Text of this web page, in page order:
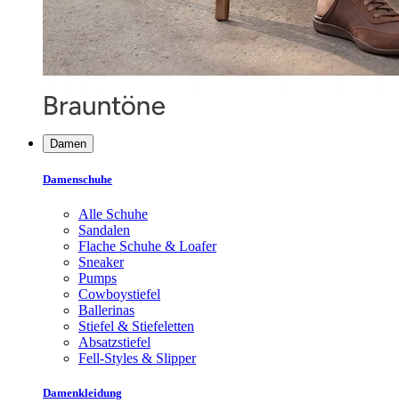
Damen
Damenschuhe
Alle Schuhe
Sandalen
Flache Schuhe & Loafer
Sneaker
Pumps
Cowboystiefel
Ballerinas
Stiefel & Stiefeletten
Absatzstiefel
Fell-Styles & Slipper
Damenkleidung